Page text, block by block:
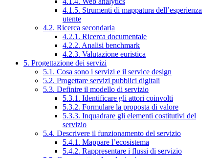
4.1.5. Strumenti di mappatura dell’esperienza
utente
4.2. Ricerca secondaria
4.2.1. Ricerca documentale
4.2.2. Analisi benchmark
4.2.3. Valutazione euristica
5. Progettazione dei servizi
5.1. Cosa sono i servizi e il service design
5.2. Progettare servizi pubblici digitali
5.3. Definire il modello di servizio
5.3.1. Identificare gli attori coinvolti
5.3.2. Formulare la proposta di valore
5.3.3. Inquadrare gli elementi costitutivi del
servizio
5.4. Descrivere il funzionamento del servizio
5.4.1. Mappare l’ecosistema
5.4.2. Rappresentare i flussi di servizio